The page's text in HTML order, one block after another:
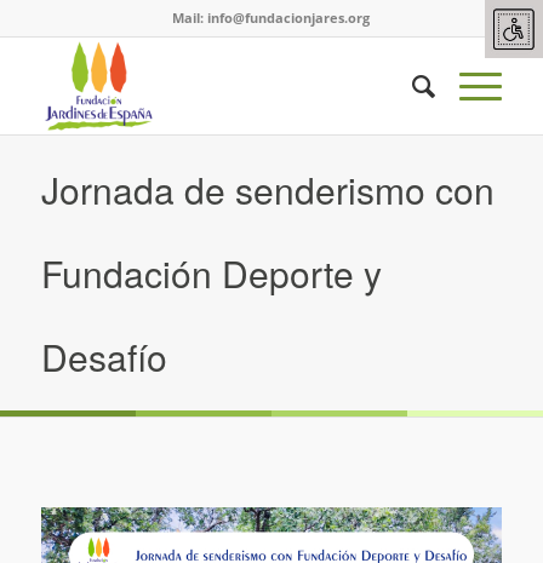
Mail: info@fundacionjares.org
Jornada de senderismo con
Fundación Deporte y
Desafío